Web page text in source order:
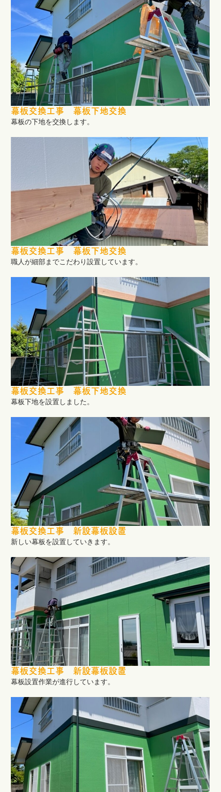
幕板交換工事 幕板下地交換
幕板の下地を交換します。
幕板交換工事 幕板下地交換
職人が細部までこだわり設置しています。
幕板交換工事 幕板下地交換
幕板下地を設置しました。
幕板交換工事 新設幕板設置
新しい幕板を設置していきます。
幕板交換工事 新設幕板設置
幕板設置作業が進行しています。